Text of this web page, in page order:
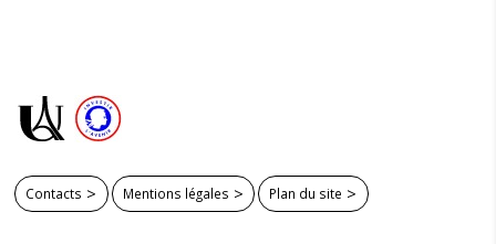
Contacts Mentions légales Plan du site